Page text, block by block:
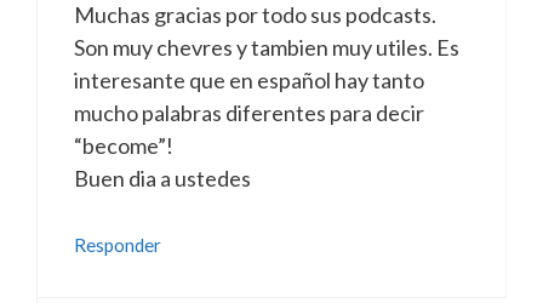
Muchas gracias por todo sus podcasts.
Son muy chevres y tambien muy utiles. Es
interesante que en español hay tanto
mucho palabras diferentes para decir
“become”!
Buen dia a ustedes
Responder